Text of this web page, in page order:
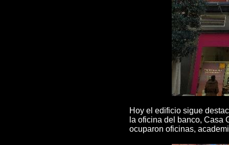
Hoy el edificio sigue
la oficina del banco, Casa
ocuparon oficinas,